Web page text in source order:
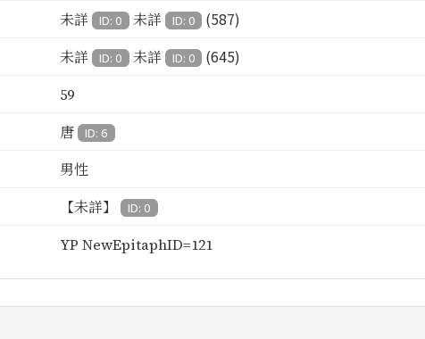
未詳 ID: 0 未詳 ID: 0
(587)
未詳 ID: 0 未詳 ID: 0
(645)
59
唐 ID: 6
男性
【未詳】 ID: 0
YP NewEpitaphID=121